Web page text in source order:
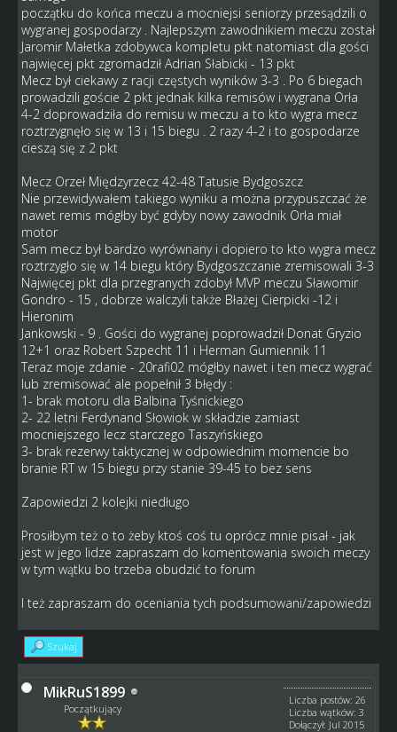
początku do końca meczu a mocniejsi seniorzy przesądzili o
wygranej gospodarzy . Najlepszym zawodnikiem meczu został
Jaromir Małetka zdobywca kompletu pkt natomiast dla gości
najwięcej pkt zgromadził Adrian Słabicki - 13 pkt
Mecz był ciekawy z racji częstych wyników 3-3 . Po 6 biegach
prowadzili goście 2 pkt jednak kilka remisów i wygrana Orła
4-2 doprowadziła do remisu w meczu a to kto wygra mecz
roztrzygnęło się w 13 i 15 biegu . 2 razy 4-2 i to gospodarze
cieszą się z 2 pkt
Mecz Orzeł Międzyrzecz 42-48 Tatusie Bydgoszcz
Nie przewidywałem takiego wyniku a można przypuszczać że
nawet remis mógłby być gdyby nowy zawodnik Orła miał
motor
Sam mecz był bardzo wyrównany i dopiero to kto wygra mecz
roztrzygło się w 14 biegu który Bydgoszczanie zremisowali 3-3
Najwięcej pkt dla przegranych zdobył MVP meczu Sławomir
Gondro - 15 , dobrze walczyli także Błażej Cierpicki -12 i
Hieronim
Jankowski - 9 . Gości do wygranej poprowadził Donat Gryzio
12+1 oraz Robert Szpecht 11 i Herman Gumiennik 11
Teraz moje zdanie - 20rafi02 mógłby nawet i ten mecz wygrać
lub zremisować ale popełnił 3 błędy :
1- brak motoru dla Balbina Tyśnickiego
2- 22 letni Ferdynand Słowiok w składzie zamiast
mocniejszego lecz starczego Taszyńskiego
3- brak rezerwy taktycznej w odpowiednim momencie bo
branie RT w 15 biegu przy stanie 39-45 to bez sens
Zapowiedzi 2 kolejki niedługo
Prosiłbym też o to żeby ktoś coś tu oprócz mnie pisał - jak
jest w jego lidze zapraszam do komentowania swoich meczy
w tym wątku bo trzeba obudzić to forum
I też zapraszam do oceniania tych podsumowani/zapowiedzi
Szukaj
MikRuS1899
Początkujący
Liczba postów: 26
Liczba wątków: 3
Dołączył: Jul 2015